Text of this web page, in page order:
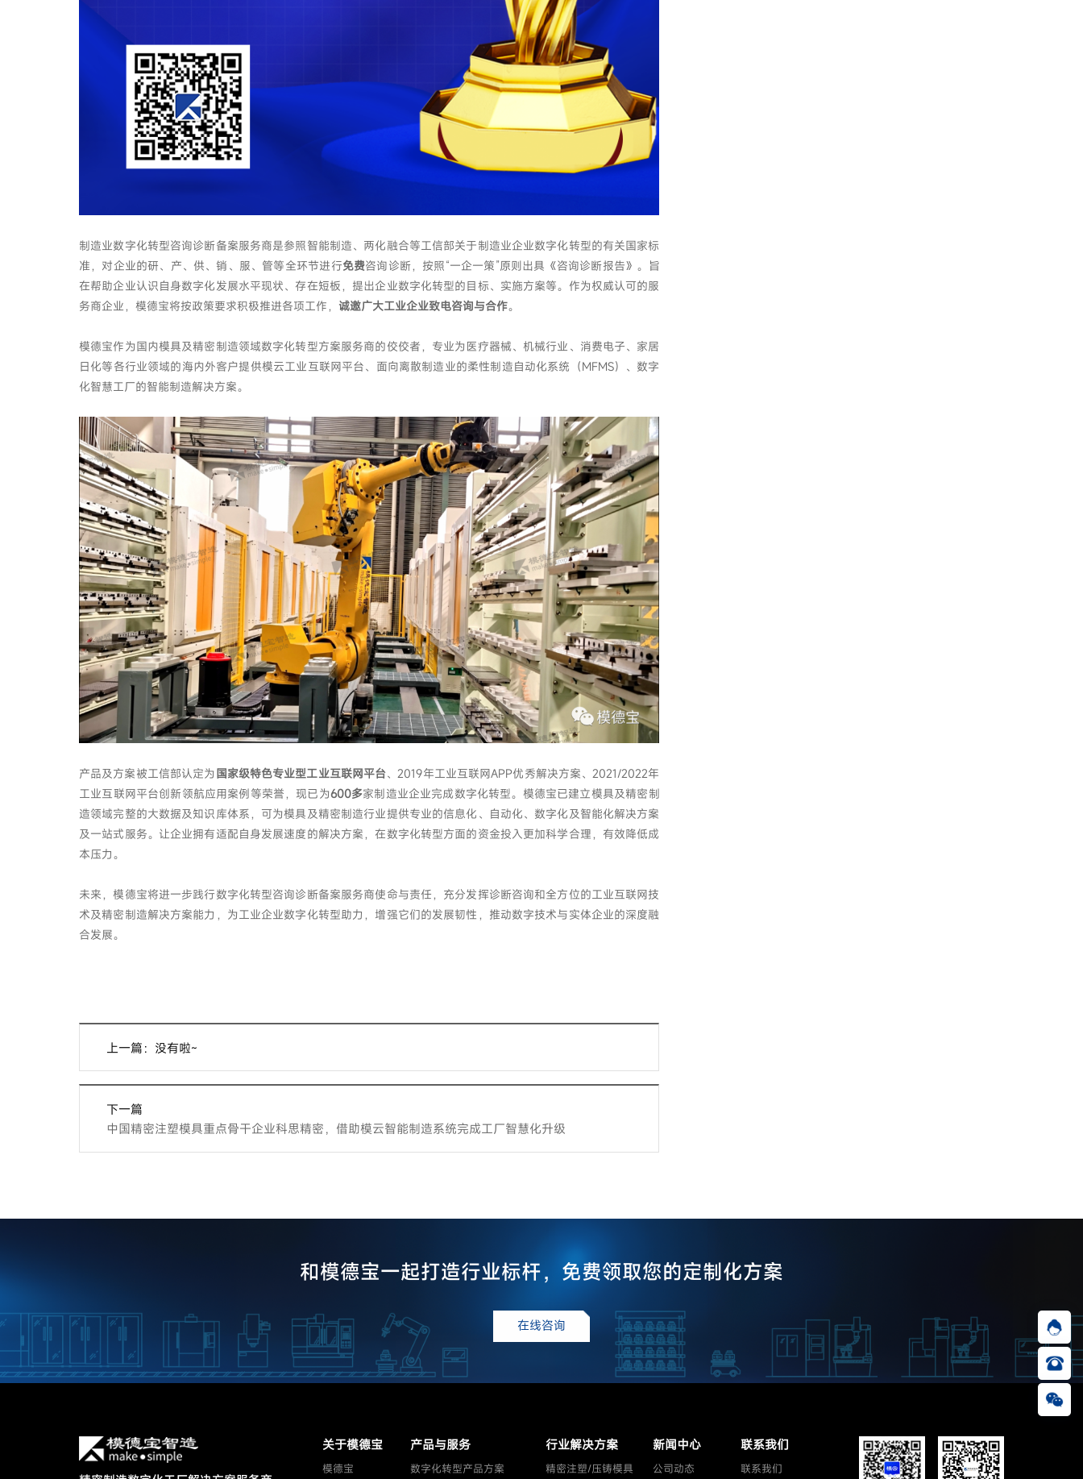
制造业数字化转型咨询诊断备案服务商是参照智能制造、两化融合等工信部关于制造业企业数字化转型的有关国家标
准，对企业的研、产、供、销、服、管等全环节进行免费咨询诊断，按照“一企一策”原则出具《咨询诊断报告》。旨
在帮助企业认识自身数字化发展水平现状、存在短板，提出企业数字化转型的目标、实施方案等。作为权威认可的服
务商企业，模德宝将按政策要求积极推进各项工作， 诚邀广大工业企业致电咨询与合作。
模德宝作为国内模具及精密制造领域数字化转型方案服务商的佼佼者，专业为医疗器械、机械行业、消费电子、家居
日化等各行业领域的海内外客户提供模云工业互联网平台、面向离散制造业的柔性制造自动化系统（MFMS）、数字
化智慧工厂的智能制造解决方案。
产品及方案被工信部认定为国家级特色专业型工业互联网平台、2019年工业互联网APP优秀解决方案、2021/2022年
工业互联网平台创新领航应用案例等荣誉，现已为600多家制造业企业完成数字化转型。模德宝已建立模具及精密制
造领域完整的大数据及知识库体系，可为模具及精密制造行业提供专业的信息化、自动化、数字化及智能化解决方案
及一站式服务。让企业拥有适配自身发展速度的解决方案，在数字化转型方面的资金投入更加科学合理，有效降低成
本压力。
未来，模德宝将进一步践行数字化转型咨询诊断备案服务商使命与责任，充分发挥诊断咨询和全方位的工业互联网技
术及精密制造解决方案能力，为工业企业数字化转型助力，增强它们的发展韧性，推动数字技术与实体企业的深度融
合发展。
上一篇：没有啦~
下一篇
中国精密注塑模具重点骨干企业科思精密，借助模云智能制造系统完成工厂智慧化升级
和模德宝一起打造行业标杆，免费领取您的定制化方案
在线咨询
关于模德宝
模德宝
产品与服务
数字化转型产品方案
行业解决方案
精密注塑/压铸模具
新闻中心
公司动态
联系我们
联系我们